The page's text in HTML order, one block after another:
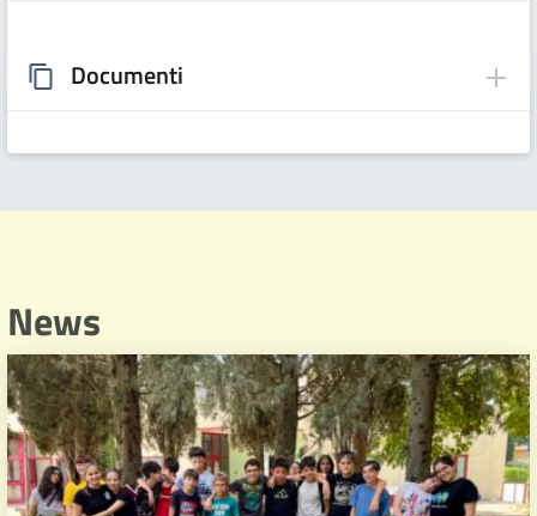
Documenti
News